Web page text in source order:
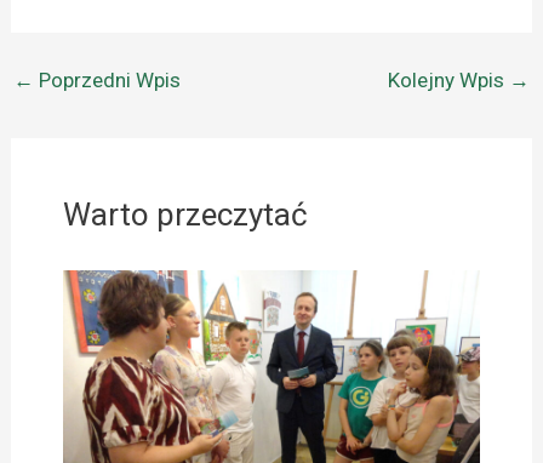
← Poprzedni Wpis Kolejny Wpis →
Warto przeczytać